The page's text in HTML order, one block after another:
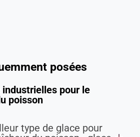
posées
pour le
poisson
type de glace pour